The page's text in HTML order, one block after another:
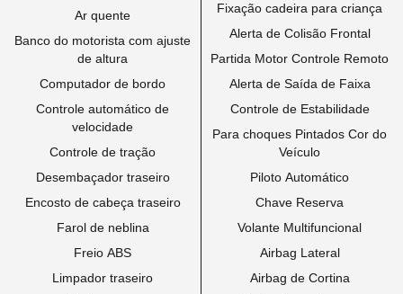
Ar quente
Banco do motorista com ajuste
de altura
Computador de bordo
Controle automático de
velocidade
Controle de tração
Desembaçador traseiro
Encosto de cabeça traseiro
Farol de neblina
Freio ABS
Limpador traseiro
Fixação cadeira para criança
Alerta de Colisão Frontal
Partida Motor Controle Remoto
Alerta de Saída de Faixa
Controle de Estabilidade
Para choques Pintados Cor do
Veículo
Piloto Automático
Chave Reserva
Volante Multifuncional
Airbag Lateral
Airbag de Cortina